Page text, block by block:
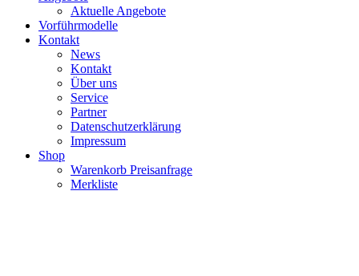
Aktuelle Angebote
Vorführmodelle
Kontakt
News
Kontakt
Über uns
Service
Partner
Datenschutzerklärung
Impressum
Shop
Warenkorb Preisanfrage
Merkliste